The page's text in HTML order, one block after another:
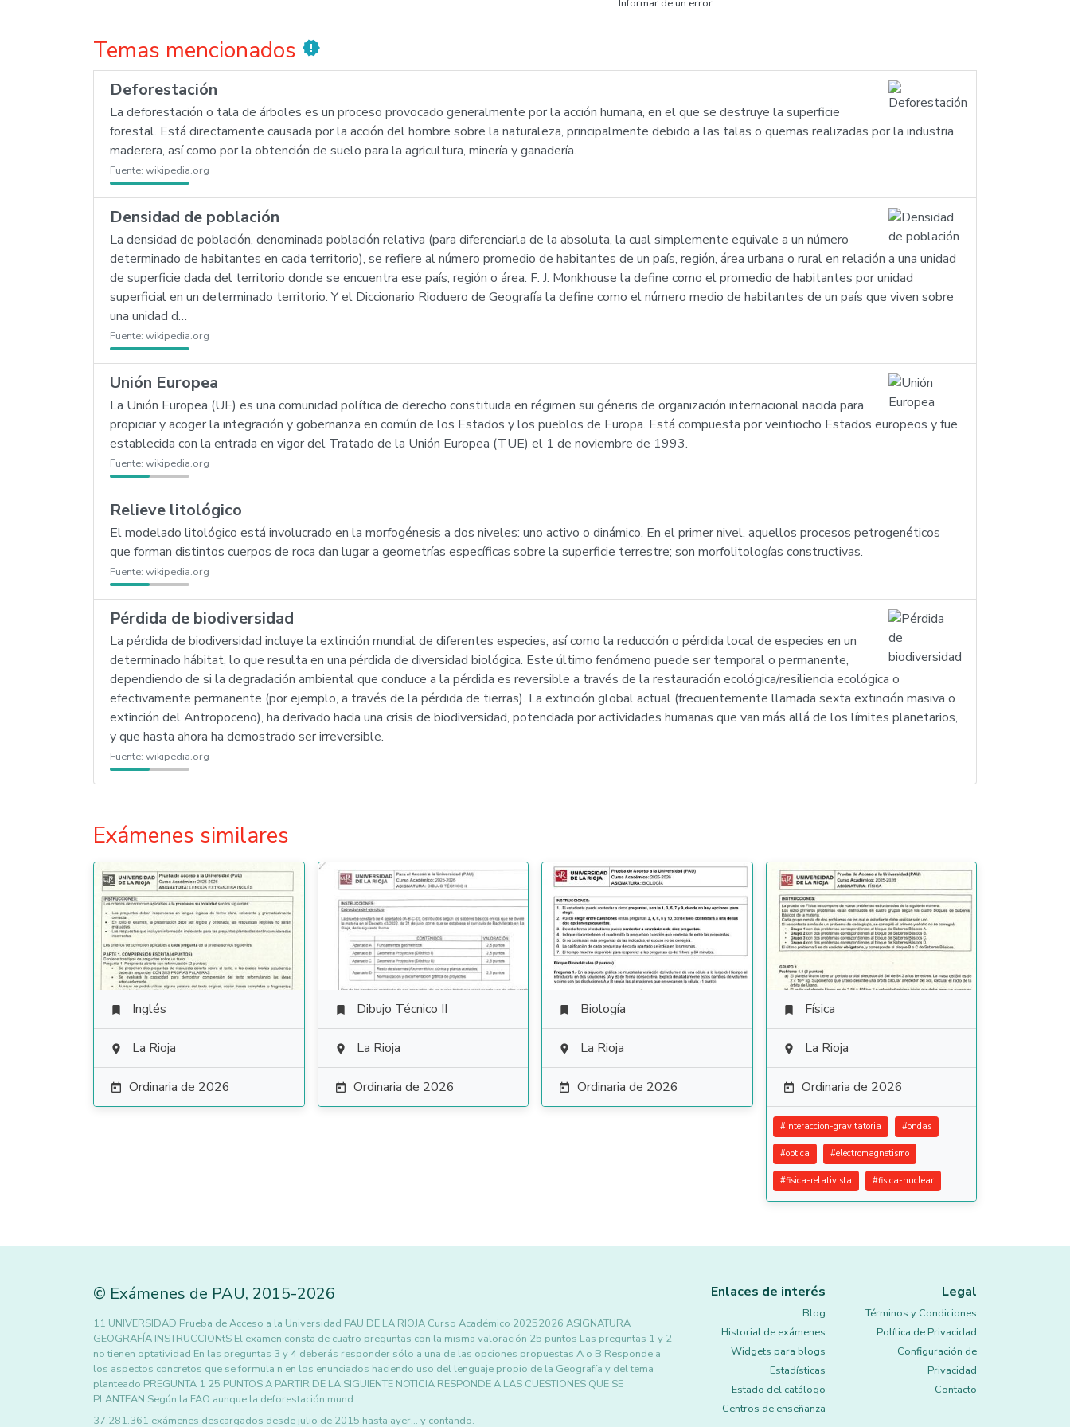
Informar de un error
Temas mencionados new_releases
Deforestación
La deforestación o tala de árboles es un proceso provocado generalmente por la acción humana, en el que se destruye la superficie
forestal. Está directamente causada por la acción del hombre sobre la naturaleza, principalmente debido a las talas o quemas realizadas por la industria
maderera, así como por la obtención de suelo para la agricultura, minería y ganadería.
Fuente: wikipedia.org
Densidad de población
La densidad de población, denominada población relativa (para diferenciarla de la absoluta, la cual simplemente equivale a un número
determinado de habitantes en cada territorio), se refiere al número promedio de habitantes de un país, región, área urbana o rural en relación a una unidad
de superficie dada del territorio donde se encuentra ese país, región o área. F. J. Monkhouse la define como el promedio de habitantes por unidad
superficial en un determinado territorio. Y el Diccionario Rioduero de Geografía la define como el número medio de habitantes de un país que viven sobre
una unidad d…
Fuente: wikipedia.org
Unión Europea
La Unión Europea (UE) es una comunidad política de derecho constituida en régimen sui géneris de organización internacional nacida para
propiciar y acoger la integración y gobernanza en común de los Estados y los pueblos de Europa. Está compuesta por veintiocho Estados europeos y fue
establecida con la entrada en vigor del Tratado de la Unión Europea (TUE) el 1 de noviembre de 1993.
Fuente: wikipedia.org
Relieve litológico
El modelado litológico está involucrado en la morfogénesis a dos niveles: uno activo o dinámico. En el primer nivel, aquellos procesos petrogenéticos
que forman distintos cuerpos de roca dan lugar a geometrías específicas sobre la superficie terrestre; son morfolitologías constructivas.
Fuente: wikipedia.org
Pérdida de biodiversidad
La pérdida de biodiversidad incluye la extinción mundial de diferentes especies, así como la reducción o pérdida local de especies en un
determinado hábitat, lo que resulta en una pérdida de diversidad biológica. Este último fenómeno puede ser temporal o permanente,
dependiendo de si la degradación ambiental que conduce a la pérdida es reversible a través de la restauración ecológica/resiliencia ecológica o
efectivamente permanente (por ejemplo, a través de la pérdida de tierras). La extinción global actual (frecuentemente llamada sexta extinción masiva o
extinción del Antropoceno), ha derivado hacia una crisis de biodiversidad, potenciada por actividades humanas que van más allá de los límites planetarios,
y que hasta ahora ha demostrado ser irreversible.
Fuente: wikipedia.org
Exámenes similares
 Inglés
 La Rioja
 Ordinaria de 2026
 Dibujo Técnico II
 La Rioja
 Ordinaria de 2026
 Biología
 La Rioja
 Ordinaria de 2026
 Física
 La Rioja
 Ordinaria de 2026
#interaccion-gravitatoria #ondas
#optica #electromagnetismo
#fisica-relativista #fisica-nuclear
© Exámenes de PAU, 2015-2026
11 UNIVERSIDAD Prueba de Acceso a la Universidad PAU DE LA RIOJA Curso Académico 20252026 ASIGNATURA
GEOGRAFÍA INSTRUCCIONtS El examen consta de cuatro preguntas con la misma valoración 25 puntos Las preguntas 1 y 2
no tienen optatividad En las preguntas 3 y 4 deberás responder sólo a una de las opciones propuestas A o B Responde a
los aspectos concretos que se formula n en los enunciados haciendo uso del lenguaje propio de la Geografía y del tema
planteado PREGUNTA 1 25 PUNTOS A PARTIR DE LA SIGUIENTE NOTICIA RESPONDE A LAS CUESTIONES QUE SE
PLANTEAN Según la FAO aunque la deforestación mund…
37.281.361 exámenes descargados desde julio de 2015 hasta ayer... y contando.
Enlaces de interés
Blog
Historial de exámenes
Widgets para blogs
Estadísticas
Estado del catálogo
Centros de enseñanza
Legal
Términos y Condiciones
Política de Privacidad
Configuración de
Privacidad
Contacto